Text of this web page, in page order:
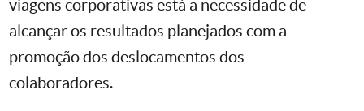
viagens corporativas está a necessidade de
alcançar os resultados planejados com a
promoção dos deslocamentos dos
colaboradores.